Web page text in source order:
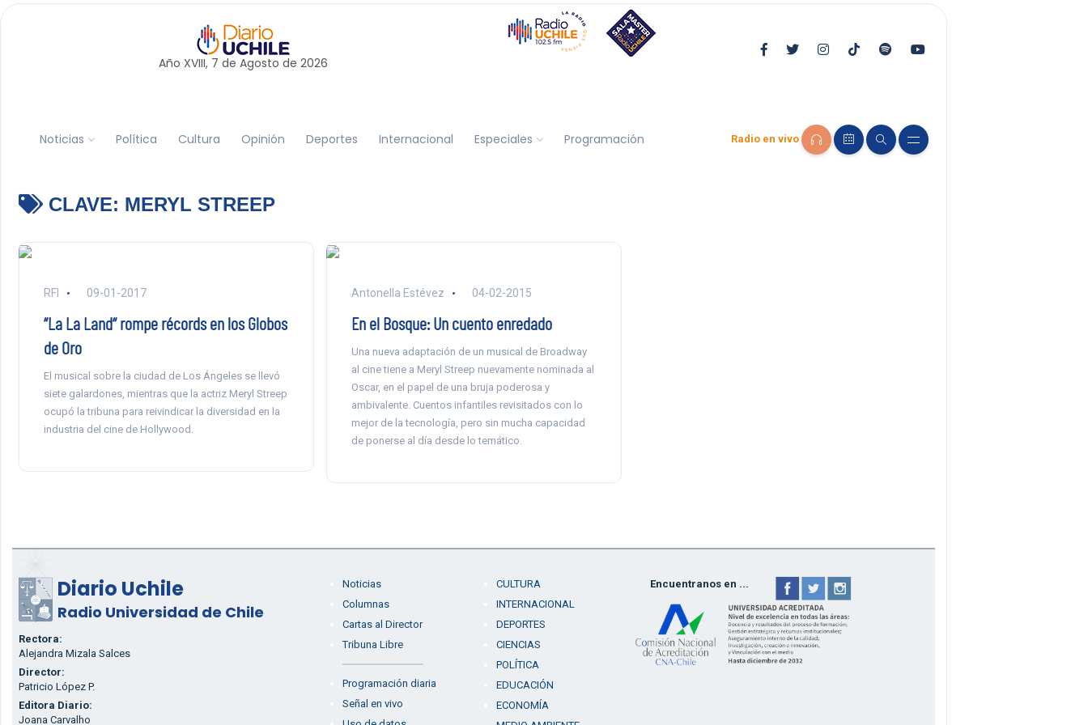
Año XVIII, 7 de Agosto de 2026
Noticias Política Cultura Opinión Deportes Internacional Especiales Programación Radio en vivo
CLAVE: MERYL STREEP
RFI 09-01-2017
“La La Land“ rompe récords en los Globos
de Oro
El musical sobre la ciudad de Los Ángeles se llevó
siete galardones, mientras que la actriz Meryl Streep
ocupó la tribuna para reivindicar la diversidad en la
industria del cine de Hollywood.
Antonella Estévez 04-02-2015
En el Bosque: Un cuento enredado
Una nueva adaptación de un musical de Broadway
al cine tiene a Meryl Streep nuevamente nominada al
Oscar, en el papel de una bruja poderosa y
ambivalente. Cuentos infantiles revisitados con lo
mejor de la tecnología, pero sin mucha capacidad
de ponerse al día desde lo temático.
Diario Uchile
Radio Universidad de Chile
Rectora:
Alejandra Mizala Salces
Director:
Patricio López P.
Editora Diario:
Joana Carvalho
Noticias
Columnas
Cartas al Director
Tribuna Libre
Programación diaria
Señal en vivo
CULTURA
INTERNACIONAL
DEPORTES
CIENCIAS
POLÍTICA
EDUCACIÓN
ECONOMÍA
Encuentranos en ...